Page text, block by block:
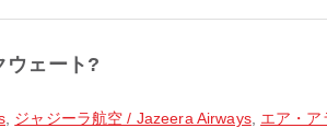
ェート?
ジャジーラ航空 / Jazeera Airways, エア・ア